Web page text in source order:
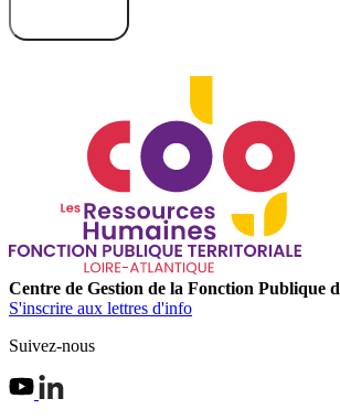
Centre de Gestion de la Fonction Publique
S'inscrire aux lettres d'info
Suivez-nous